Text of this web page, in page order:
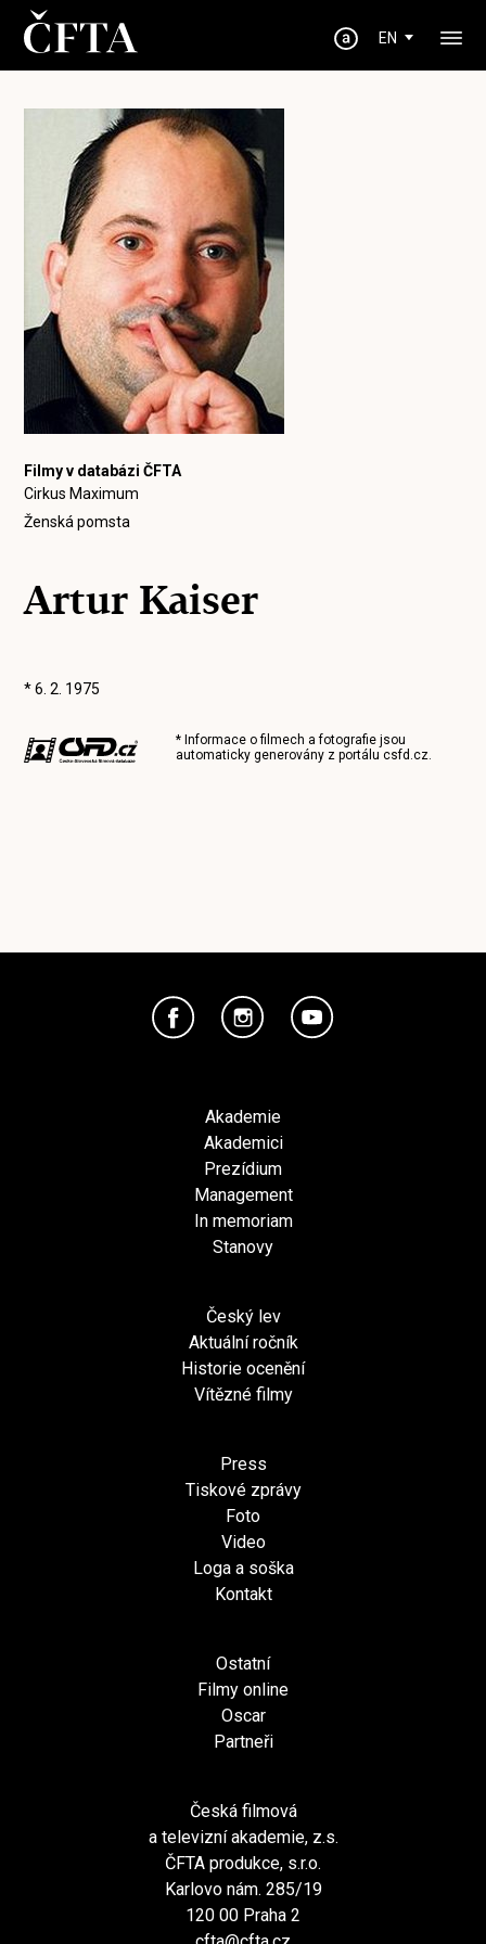
EN
Filmy v databázi ČFTA
Cirkus Maximum
Ženská pomsta
Artur Kaiser
* 6. 2. 1975
* Informace o filmech a fotografie jsou
automaticky generovány z portálucsfd.cz.
Akademie
Akademici
Prezídium
Management
In memoriam
Stanovy
Český lev
Aktuální ročník
Historie ocenění
Vítězné filmy
Press
Tiskové zprávy
Foto
Video
Loga a soška
Kontakt
Ostatní
Filmy online
Oscar
Partneři
Česká filmová
a televizní akademie, z.s.
ČFTA produkce, s.r.o.
Karlovo nám. 285/19
120 00 Praha 2